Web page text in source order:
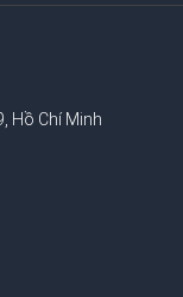
Hồ Chí Minh